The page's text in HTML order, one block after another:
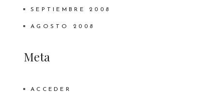
SEPTIEMBRE 2008
AGOSTO 2008
Meta
ACCEDER